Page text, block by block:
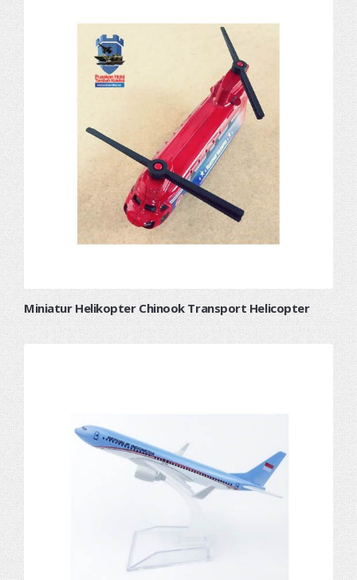
Miniatur Helikopter Chinook Transport Helicopter